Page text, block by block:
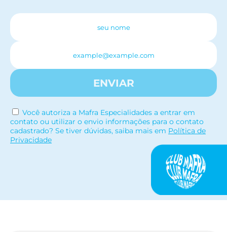
ENVIAR
Você autoriza a Mafra Especialidades a entrar em
contato ou utilizar o envio informações para o contato
cadastrado? Se tiver dúvidas, saiba mais em Política de
Privacidade